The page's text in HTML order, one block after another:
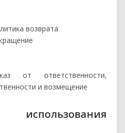
возврата
от ответственности,
и возмещение